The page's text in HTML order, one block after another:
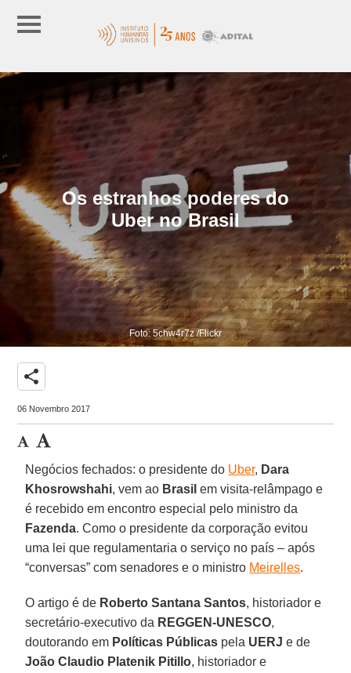
Os estranhos poderes do
Uber no Brasil
Foto: 5chw4r7z /Flickr
share
06 Novembro 2017
Negócios fechados: o presidente do Uber, Dara
Khosrowshahi, vem ao Brasil em visita-relâmpago e
é recebido em encontro especial pelo ministro da
Fazenda. Como o presidente da corporação evitou
uma lei que regulamentaria o serviço no país – após
“conversas” com senadores e o ministro Meirelles.
O artigo é de Roberto Santana Santos, historiador e
secretário-executivo da REGGEN-UNESCO,
doutorando em Políticas Públicas pela UERJ e de
João Claudio Platenik Pitillo, historiador e